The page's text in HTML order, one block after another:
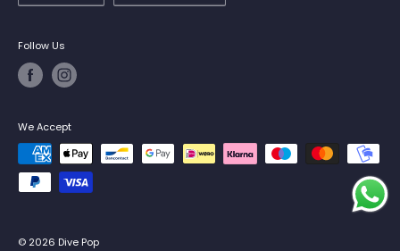
Follow Us
We Accept
© 2026 Dive Pop